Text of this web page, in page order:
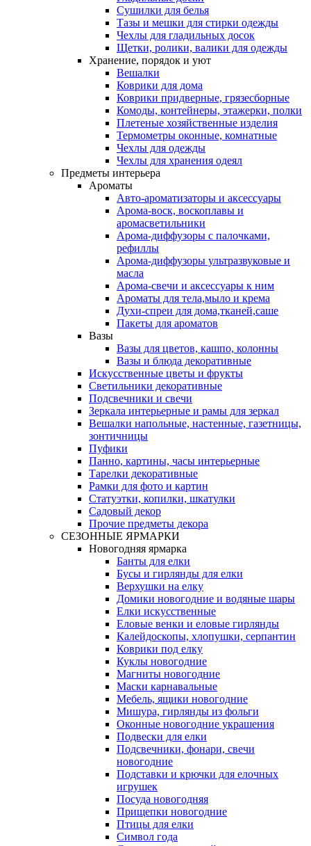
Сушилки для белья
Тазы и мешки для стирки одежды
Чехлы для гладильных досок
Щетки, ролики, валики для одежды
Хранение, порядок и уют
Вешалки
Коврики для дома
Коврики придверные, грязесборные
Комоды, контейнеры, этажерки, полки
Плетеные хозяйственные изделия
Термометры оконные, комнатные
Чехлы для одежды
Чехлы для хранения одеял
Предметы интерьера
Ароматы
Авто-ароматизаторы и аксессуары
Арома-воск, воскоплавы и
аромасветильники
Арома-диффузоры с палочками,
рефиллы
Арома-диффузоры ультразвуковые и
масла
Арома-свечи и аксессуары к ним
Ароматы для тела,мыло и крема
Духи-спреи для дома,тканей,саше
Пакеты для ароматов
Вазы
Вазы для цветов, кашпо, колонны
Вазы и блюда декоративные
Искусственные цветы и фрукты
Светильники декоративные
Подсвечники и свечи
Зеркала интерьерные и рамы для зеркал
Вешалки напольные, настенные, газетницы,
зонтичницы
Пуфики
Панно, картины, часы интерьерные
Тарелки декоративные
Рамки для фото и картин
Статуэтки, копилки, шкатулки
Садовый декор
Прочие предметы декора
СЕЗОННЫЕ ЯРМАРКИ
Новогодняя ярмарка
Банты для елки
Бусы и гирлянды для елки
Верхушки на елку
Домики новогодние и водяные шары
Елки искусственные
Еловые венки и еловые гирлянды
Калейдоскопы, хлопушки, серпантин
Коврики под елку
Куклы новогодние
Магниты новогодние
Маски карнавальные
Мебель, ящики новогодние
Мишура, гирлянды из фольги
Оконные новогодние украшения
Подвески для елки
Подсвечники, фонари, свечи
новогодние
Подставки и крючки для елочных
игрушек
Посуда новогодняя
Прищепки новогодние
Птицы для елки
Символ года